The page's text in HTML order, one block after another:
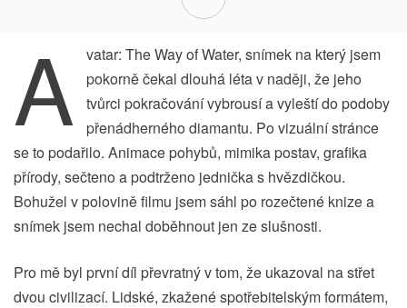
A
vatar: The Way of Water, snímek na který jsem
pokorně čekal dlouhá léta v naději, že jeho
tvůrci pokračování vybrousí a vyleští do podoby
přenádherného diamantu. Po vizuální stránce
se to podařilo. Animace pohybů, mimika postav, grafika
přírody, sečteno a podtrženo jednička s hvězdičkou.
Bohužel v polovině filmu jsem sáhl po rozečtené knize a
snímek jsem nechal doběhnout jen ze slušnosti.
Pro mě byl první díl převratný v tom, že ukazoval na střet
dvou civilizací. Lidské, zkažené spotřebitelským formátem,